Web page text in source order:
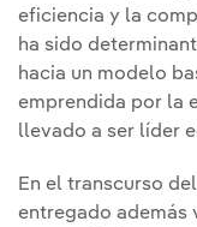
eficiencia y la
ha sido
hacia un modelo
emprendida por la
llevado a ser líder
En el transcurso
entregado además